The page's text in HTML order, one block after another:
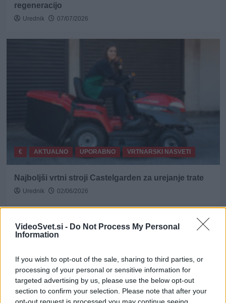
VideoSvet.si - Do Not Process My Personal
Information
If you wish to opt-out of the sale, sharing to third parties, or
processing of your personal or sensitive information for
targeted advertising by us, please use the below opt-out
section to confirm your selection. Please note that after your
regeneracijo
Urednik 07/07/2026
€ AKTUALNO UPORABNO VRTNARSKI NASVETI
Najboljši vrtni stroji Castelgarden za urejanje trate
Urednik 02/06/2026
Naroči se na e-novice